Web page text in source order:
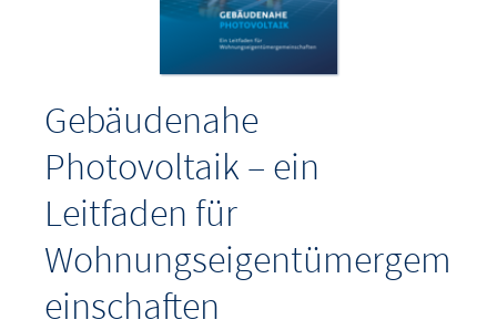
Gebäudenahe
Photovoltaik – ein
Leitfaden für
Wohnungseigentümergem
einschaften